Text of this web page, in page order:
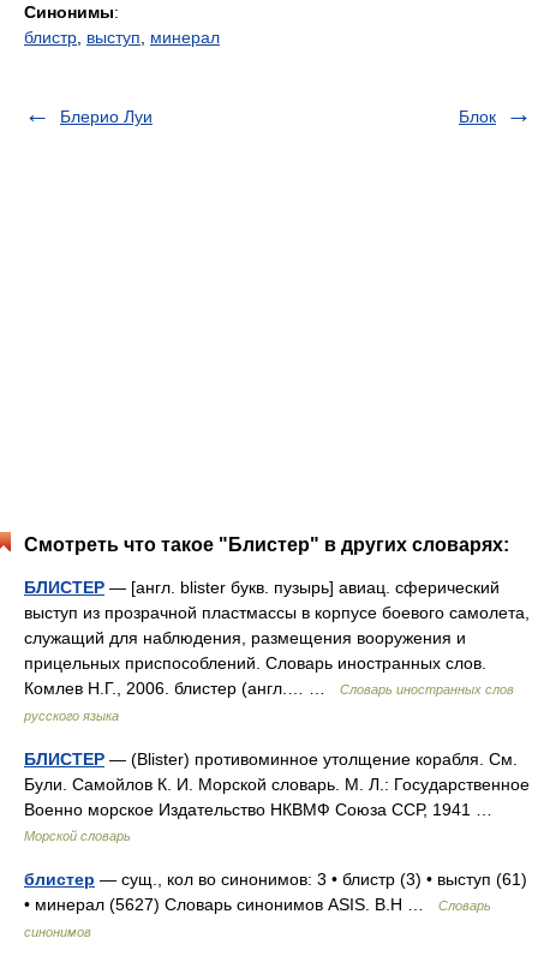
Синонимы:
блистр выступ минерал
Блерио Луи Блок
Смотреть что такое "Блистер" в других словарях:
БЛИСТЕР — [англ. blister букв. пузырь] авиац. сферический
выступ из прозрачной пластмассы в корпусе боевого самолета,
служащий для наблюдения, размещения вооружения и
прицельных приспособлений. Словарь иностранных слов.
Комлев Н.Г., 2006. блистер (англ.… …
Словарь иностранных слов
русского языка
БЛИСТЕР — (Blister) противоминное утолщение корабля. См.
Були. Самойлов К. И. Морской словарь. М. Л.: Государственное
Военно морское Издательство НКВМФ Союза ССР, 1941 …
Морской словарь
блистер — сущ., кол во синонимов: 3 • блистр (3) • выступ (61)
• минерал (5627) Словарь синонимов ASIS. В.Н …
Словарь
синонимов